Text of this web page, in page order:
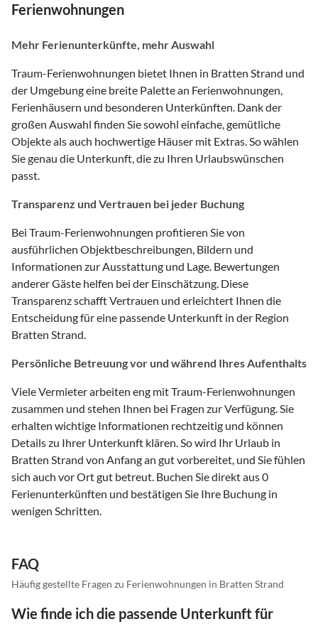
Ferienwohnungen
Mehr Ferienunterkünfte, mehr Auswahl
Traum-Ferienwohnungen bietet Ihnen in Bratten Strand und
der Umgebung eine breite Palette an Ferienwohnungen,
Ferienhäusern und besonderen Unterkünften. Dank der
großen Auswahl finden Sie sowohl einfache, gemütliche
Objekte als auch hochwertige Häuser mit Extras. So wählen
Sie genau die Unterkunft, die zu Ihren Urlaubswünschen
passt.
Transparenz und Vertrauen bei jeder Buchung
Bei Traum-Ferienwohnungen profitieren Sie von
ausführlichen Objektbeschreibungen, Bildern und
Informationen zur Ausstattung und Lage. Bewertungen
anderer Gäste helfen bei der Einschätzung. Diese
Transparenz schafft Vertrauen und erleichtert Ihnen die
Entscheidung für eine passende Unterkunft in der Region
Bratten Strand.
Persönliche Betreuung vor und während Ihres Aufenthalts
Viele Vermieter arbeiten eng mit Traum-Ferienwohnungen
zusammen und stehen Ihnen bei Fragen zur Verfügung. Sie
erhalten wichtige Informationen rechtzeitig und können
Details zu Ihrer Unterkunft klären. So wird Ihr Urlaub in
Bratten Strand von Anfang an gut vorbereitet, und Sie fühlen
sich auch vor Ort gut betreut. Buchen Sie direkt aus 0
Ferienunterkünften und bestätigen Sie Ihre Buchung in
wenigen Schritten.
FAQ
Häufig gestellte Fragen zu Ferienwohnungen in Bratten Strand
Wie finde ich die passende Unterkunft für